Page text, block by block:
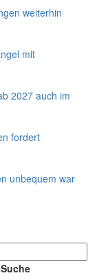
weiterhin
mit
2027 auch im
fordert
unbequem war